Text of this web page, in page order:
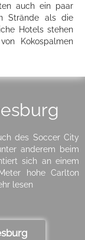
auch ein paar
Strände als die
Hotels stehen
Kokospalmen
des Soccer City
anderem beim
sich an einem
hohe Carlton
lesen